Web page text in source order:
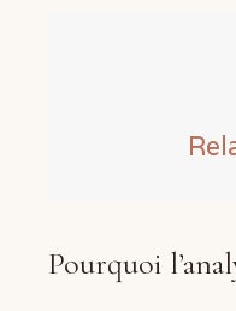
Pourquoi